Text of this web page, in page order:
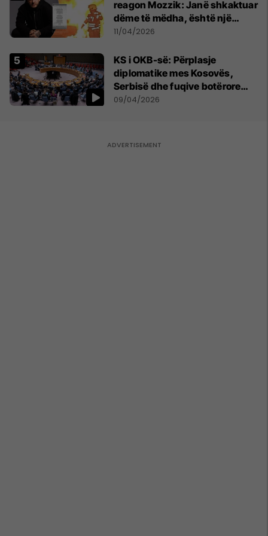
reagon Mozzik: Janë shkaktuar
dëme të mëdha, është një
bandë nga Franca
11/04/2026
KS i OKB-së: Përplasje
diplomatike mes Kosovës,
Serbisë dhe fuqive botërore
mbi dialogun, sigurinë dhe
09/04/2026